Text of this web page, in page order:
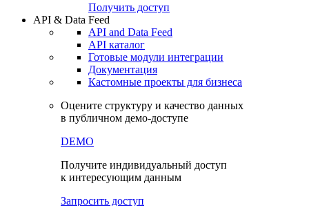
Получить доступ
API & Data Feed
API and Data Feed
API каталог
Готовые модули интеграции
Документация
Кастомные проекты для бизнеса
Оцените структуру и качество данных
в публичном демо-доступе
DEMO
Получите индивидуальный доступ
к интересующим данным
Запросить доступ